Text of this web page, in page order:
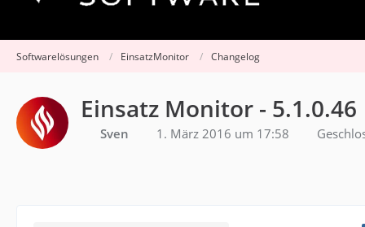
Softwarelösungen EinsatzMonitor Changelog
Einsatz Monitor - 5.1.0.46
Sven 1. März 2016 um 17:58